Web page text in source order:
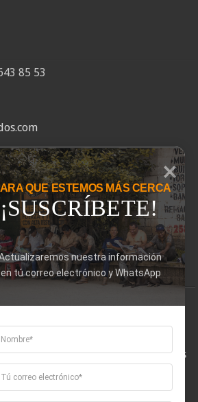
85 53
58
elaborado por Corporación Mi
bajo unaLicencia Creative Commons
CompartirIgual 4.0 Internacional
QUE ESTEMOS MÁS CERCA
¡SUSCRÍBETE!
nuestra información
en tú correo electrónico y WhatsApp